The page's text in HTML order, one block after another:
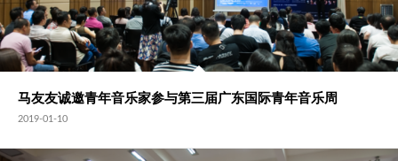
马友友诚邀青年音乐家参与第三届广东国际青年音乐周
2019-01-10